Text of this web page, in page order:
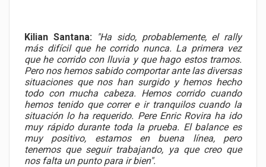
Kilian Santana:
"Ha sido, probablemente, el rally
más difícil que he corrido nunca. La primera vez
que he corrido con lluvia y que hago estos tramos.
Pero nos hemos sabido comportar ante las diversas
situaciones que nos han surgido y hemos hecho
todo con mucha cabeza. Hemos corrido cuando
hemos tenido que correr e ir tranquilos cuando la
situación lo ha requerido. Pere Enric Rovira ha ido
muy rápido durante toda la prueba. El balance es
muy positivo, estamos en buena línea, pero
tenemos que seguir trabajando, ya que creo que
nos falta un punto para ir bien".